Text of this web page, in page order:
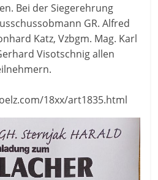
Bei der Siegerehrung
GR. Alfred
Katz, Vzbgm. Mag. Karl
Visotschnig allen
18xx/art1835.html